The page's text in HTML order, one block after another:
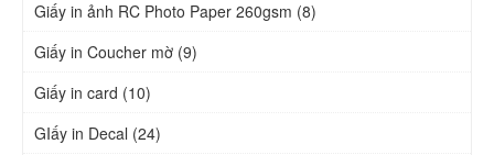
Giấy in ảnh RC Photo Paper 260gsm (8)
Giấy in Coucher mờ (9)
Giấy in card (10)
GIấy in Decal (24)